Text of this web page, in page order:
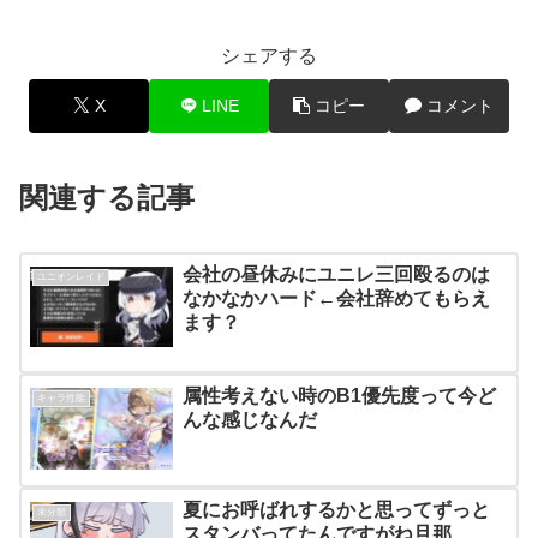
シェアする
X LINE コピー コメント
関連する記事
ユニオンレイド
会社の昼休みにユニレ三回殴るのは
なかなかハード←会社辞めてもらえ
ます？
キャラ性能
属性考えない時のB1優先度って今ど
んな感じなんだ
未分類
夏にお呼ばれするかと思ってずっと